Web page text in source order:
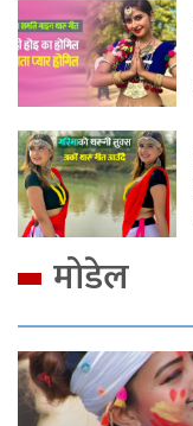
मोडेल